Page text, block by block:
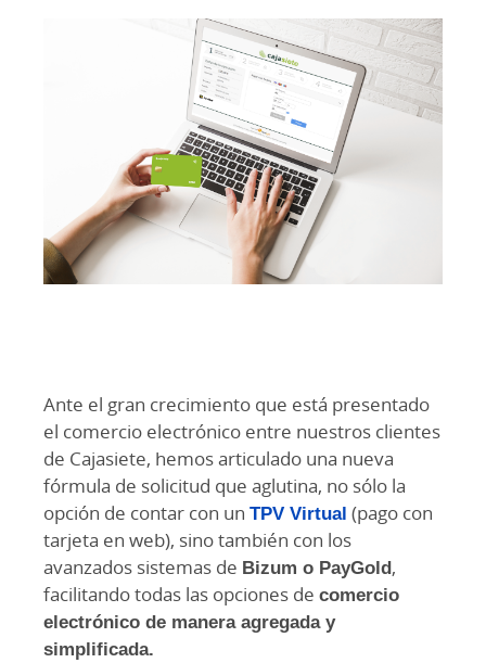
Ante el gran crecimiento que está presentado
el comercio electrónico entre nuestros clientes
de Cajasiete, hemos articulado una nueva
fórmula de solicitud que aglutina, no sólo la
opción de contar con un TPV Virtual (pago con
tarjeta en web), sino también con los
avanzados sistemas de Bizum o PayGold,
facilitando todas las opciones de comercio
electrónico de manera agregada y
simplificada.